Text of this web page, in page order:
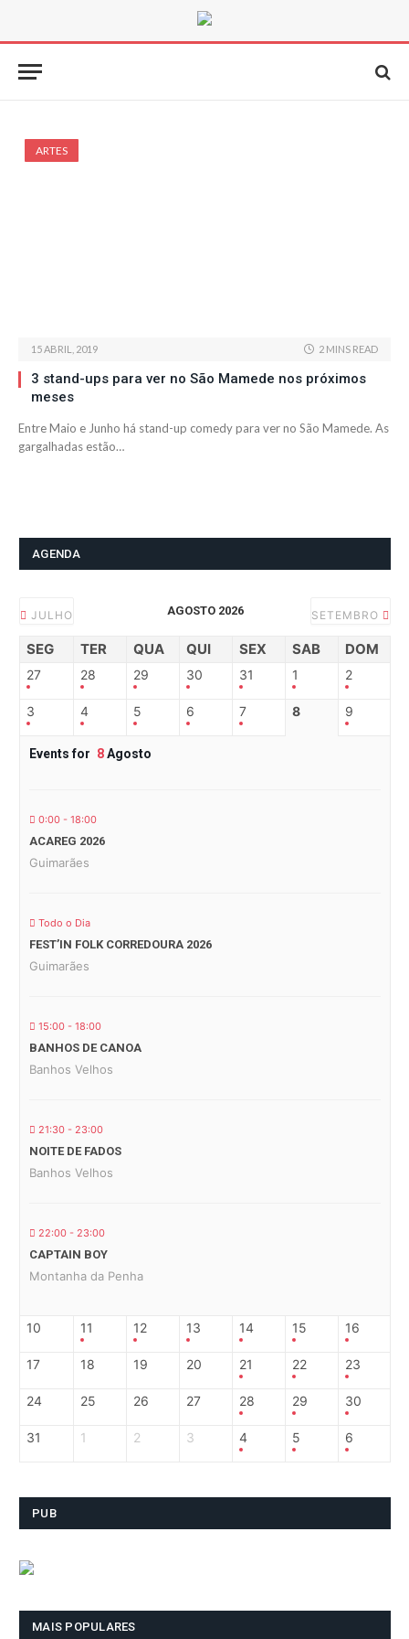
ARTES
15 ABRIL, 2019 2 MINS READ
3 stand-ups para ver no São Mamede nos próximos
meses
Entre Maio e Junho há stand-up comedy para ver no São Mamede. As
gargalhadas estão…
AGENDA
JULHO AGOSTO 2026 SETEMBRO
SEG TER QUA QUI SEX SAB DOM
27 28 29 30 31 1 2
3 4 5 6 7 8 9
Events for 8Agosto
0:00 - 18:00
ACAREG 2026
Guimarães
Todo o Dia
FEST’IN FOLK CORREDOURA 2026
Guimarães
15:00 - 18:00
BANHOS DE CANOA
Banhos Velhos
21:30 - 23:00
NOITE DE FADOS
Banhos Velhos
22:00 - 23:00
CAPTAIN BOY
Montanha da Penha
10 11 12 13 14 15 16
17 18 19 20 21 22 23
24 25 26 27 28 29 30
31 1 2 3 4 5 6
PUB
MAIS POPULARES